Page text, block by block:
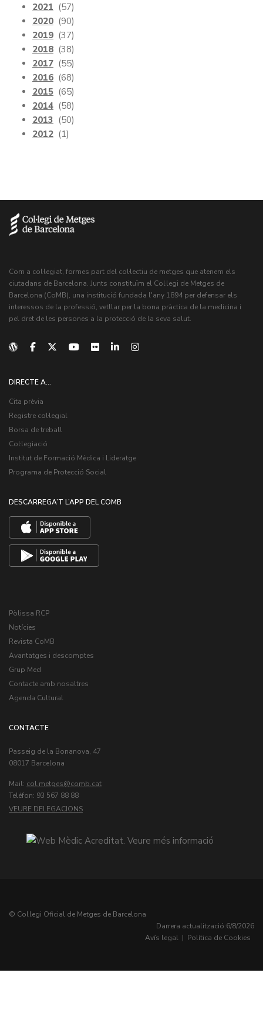
2021 (57)
2020 (90)
2019 (37)
2018 (38)
2017 (55)
2016 (68)
2015 (65)
2014 (58)
2013 (50)
2012 (1)
Com a col·legiat, formes part del col·lectiu de metges que atenem els
ciutadans de Barcelona. Junts constituïm el Col·legi de Metges de
Barcelona (CoMB), una institució fundada l'any 1894 per defensar els
interessos de la professió, vetllar per la bona pràctica de la medicina i
pel dret de les persones a la protecció de la seva salut.
DIRECTE A...
Cita prèvia
Registre col·legial
Borsa de treball
Col·legiació
Institut de Formació Mèdica i Lideratge
Programa de Protecció Social
DESCARREGA’T L’APP DEL COMB
Pòlissa RCP
Notícies
Revista CoMB
Avantatges i descomptes
Grup Med
Contacte amb nosaltres
Agenda Cultural
CONTACTE
Passeig de la Bonanova, 47
08017 Barcelona
Mail: col.metges
Teléfon: 93 567 88 88
VEURE DELEGACIONS
© Col·legi Oficial de Metges de Barcelona
Darrera actualització:6/8/2026
Avís legal | Política de Cookies